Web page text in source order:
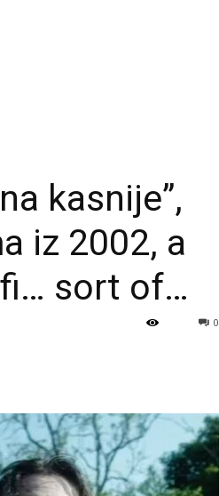
kasnije”,
iz 2002, a
sort of…
0